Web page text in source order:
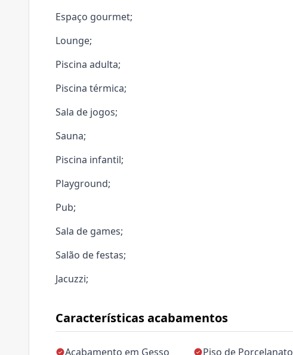
Características acabamentos
Acabamento em Gesso Piso de Porcelanato
Espaço gourmet;
Lounge;
Piscina adulta;
Piscina térmica;
Sala de jogos;
Sauna;
Piscina infantil;
Playground;
Pub;
Sala de games;
Salão de festas;
Jacuzzi;